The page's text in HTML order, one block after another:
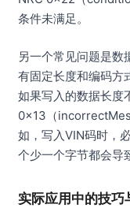
条件未满足。
另一个常见问题是数
有固定长度和编码方
如果写入的数据长度
0x13（
如，写入VIN码时，
个少一个字节都会导
实际应用中的技巧